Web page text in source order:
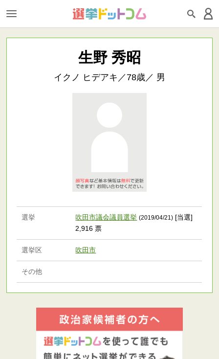
生野 秀昭
イクノ ヒデアキ／78歳／ 男
選挙 吹田市議会議員選挙 (2019/04/21) [当選]
2,916 票
選挙区 吹田市
その他